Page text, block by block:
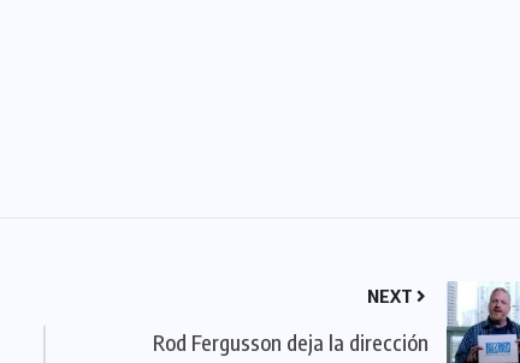
NEXT
Rod Fergusson deja la dirección